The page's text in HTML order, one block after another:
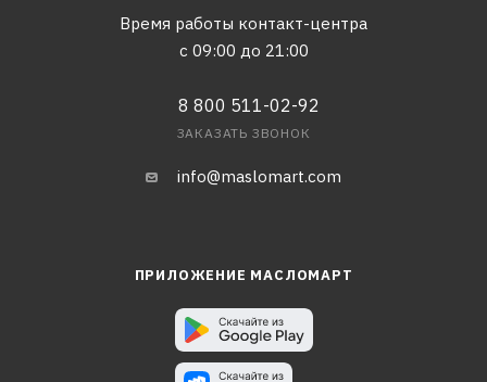
Время работы контакт-центра
с 09:00 до 21:00
8 800 511-02-92
ЗАКАЗАТЬ ЗВОНОК
info@maslomart.com
ПРИЛОЖЕНИЕ МАСЛОМАРТ